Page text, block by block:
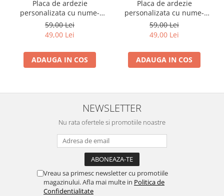
Placa de ardezie
personalizata cu nume-
Maria
59,00 Lei
49,00 Lei
ADAUGA IN COS
Placa de ardezie
personalizata cu nume-
Mihaela
59,00 Lei
49,00 Lei
ADAUGA IN COS
NEWSLETTER
Nu rata ofertele si promotiile noastre
Vreau sa primesc newsletter cu promotiile
magazinului. Afla mai multe in Politica de
Confidentialitate